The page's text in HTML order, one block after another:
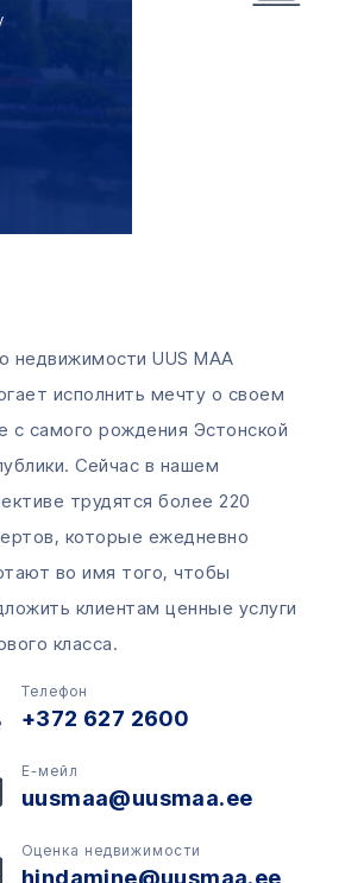
недвижимости UUS MAA
исполнить мечту о своем
с самого рождения Эстонской
Сейчас в нашем
трудятся более 220
которые ежедневно
во имя того, чтобы
клиентам ценные услуги
класса.
Телефон
+372 627 2600
Е-мейл
uusmaa@uusmaa.ee
Оценка недвижимости
hindamine@uusmaa.ee